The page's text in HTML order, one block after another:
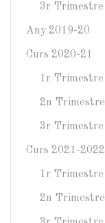
3r Trimestre
Any 2019-20
Curs 2020-21
1r Trimestre
2n Trimestre
3r Trimestre
Curs 2021-2022
1r Trimestre
2n Trimestre